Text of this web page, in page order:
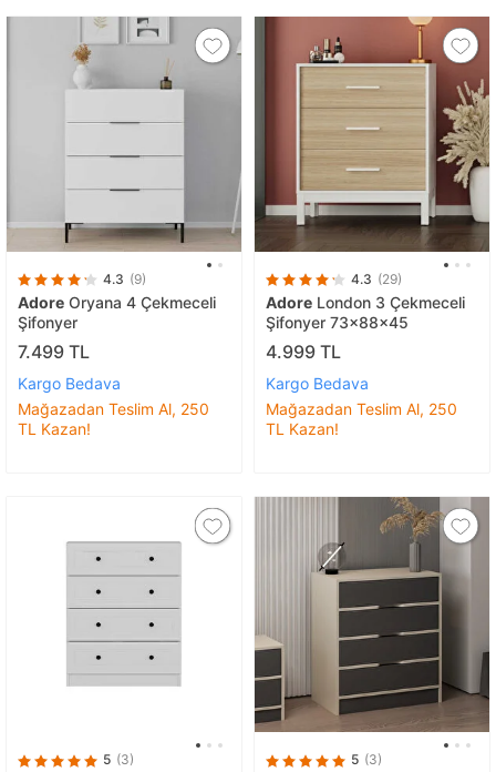
4.3 (9)
Adore Oryana 4 Çekmeceli
Şifonyer
7.499 TL
Kargo Bedava
Mağazadan Teslim Al, 250
TL Kazan!
4.3 (29)
Adore London 3 Çekmeceli
Şifonyer 73x88x45
4.999 TL
Kargo Bedava
Mağazadan Teslim Al, 250
TL Kazan!
5 (3) 5 (3)